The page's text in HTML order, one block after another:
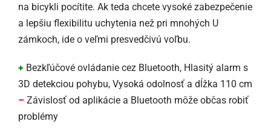
na bicykli pocítite. Ak teda chcete vysoké zabezpečenie
a lepšiu flexibilitu uchytenia než pri mnohých U
zámkoch, ide o veľmi presvedčivú voľbu.
+ Bezkľúčové ovládanie cez Bluetooth, Hlasitý alarm s
3D detekciou pohybu, Vysoká odolnosť a dĺžka 110 cm
– Závislosť od aplikácie a Bluetooth môže občas robiť
problémy